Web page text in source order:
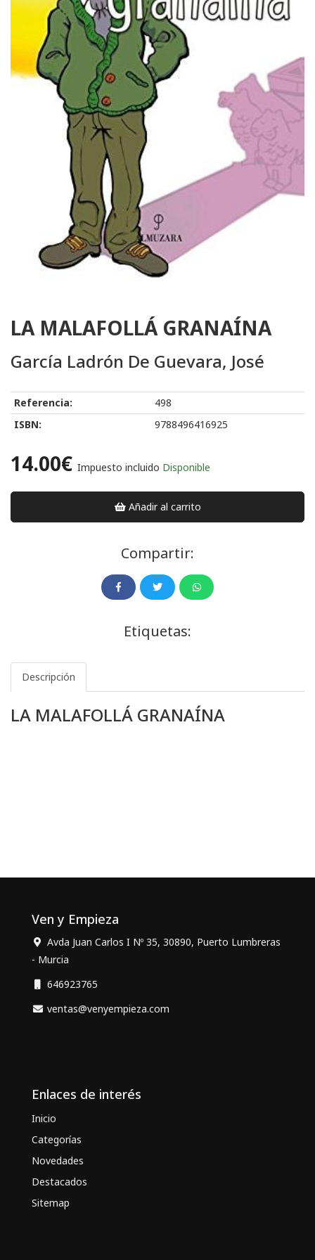
LA MALAFOLLÁ GRANAÍNA
García Ladrón De Guevara, José
Referencia:
498
ISBN:
9788496416925
14.00€ Impuesto incluido Disponible
Añadir al carrito
Compartir:
Etiquetas:
Descripción
LA MALAFOLLÁ GRANAÍNA
Ven y Empieza
Avda Juan Carlos I Nº 35, 30890, Puerto Lumbreras
- Murcia
646923765
ventas@venyempieza.com
Enlaces de interés
Inicio
Categorías
Novedades
Destacados
Sitemap